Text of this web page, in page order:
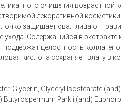
очищения возрастной
декоративной
защищает овал лица от
ухода. Содержащийся в экстракте
целостность
кислота сохраняет влагу в
Glycerin, Glyceryl Isostearate
Parkii (and)